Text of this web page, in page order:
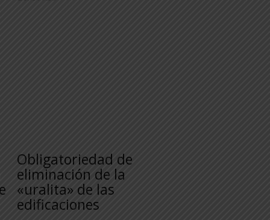
Obligatoriedad de
eliminación de la
«uralita» de las
edificaciones